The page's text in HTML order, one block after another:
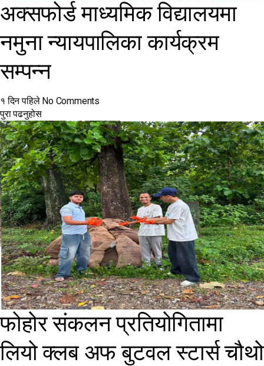
अक्सफोर्ड माध्यमिक विद्यालयमा
नमुना न्यायपालिका कार्यक्रम
सम्पन्न
१ दिन पहिले No Comments
पुरा पढनुहोस
फोहोर संकलन प्रतियोगितामा
लियो क्लब अफ बुटवल स्टार्स चौथो